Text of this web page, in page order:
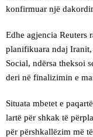
konfirmuar një
Edhe agjencia Reuters
planifikuara ndaj Iranit,
Social, ndërsa theksoi
deri në finalizimin e
Situata mbetet e
lartë për shkak të
për përshkallëzim më